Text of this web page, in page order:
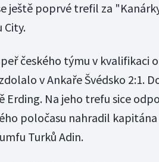
ještě poprvé trefil za
City.
českého týmu v kvalifikaci
v Ankaře Švédsko 2:1.
Erding. Na jeho trefu sice
poločasu nahradil
Turků Adin.